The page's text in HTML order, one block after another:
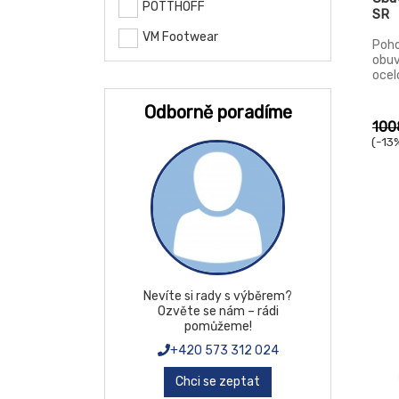
POTTHOFF
VM Footwear
Odborně poradíme
Nevíte si rady s výběrem?
Ozvěte se nám – rádi
pomůžeme!
+420 573 312 024
Chci se zeptat
SR
(-